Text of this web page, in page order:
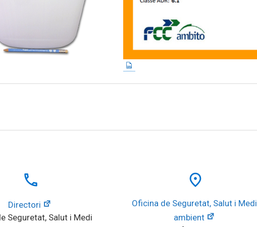
local_phone
Directori
Seguretat, Salut i Medi
place
Oficina de Seguretat, Salut i Medi
ambient